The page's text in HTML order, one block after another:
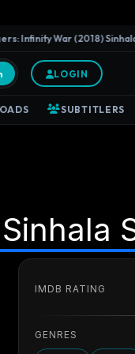
Infinity War (2018) Sinhala
LOGIN
SUBTITLERS
IMDB RATING
GENRES